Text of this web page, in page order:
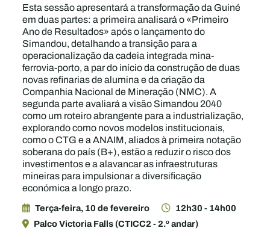
Esta sessão apresentará a transformação da Guiné
em duas partes: a primeira analisará o «Primeiro
Ano de Resultados» após o lançamento do
Simandou, detalhando a transição para a
operacionalização da cadeia integrada mina-
ferrovia-porto, a par do início da construção de duas
novas refinarias de alumina e da criação da
Companhia Nacional de Mineração (NMC). A
segunda parte avaliará a visão Simandou 2040
como um roteiro abrangente para a industrialização,
explorando como novos modelos institucionais,
como o CTG e a ANAIM, aliados à primeira notação
soberana do país (B+), estão a reduzir o risco dos
investimentos e a alavancar as infraestruturas
mineiras para impulsionar a diversificação
económica a longo prazo.
Terça-feira, 10 de fevereiro
12h30 - 14h00
Palco Victoria Falls (CTICC2 - 2.º andar)